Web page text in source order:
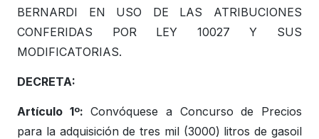
BERNARDI EN USO DE LAS ATRIBUCIONES
CONFERIDAS POR LEY 10027 Y SUS
MODIFICATORIAS.
DECRETA:
Artículo 1º: Convóquese a Concurso de Precios
para la adquisición de tres mil (3000) litros de gasoil